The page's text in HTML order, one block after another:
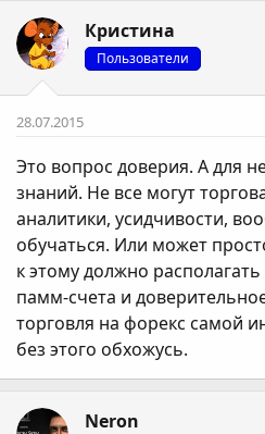
ц
і
ї
Кристина
Пользователи
28.07.2015
Это вопрос доверия. А для
знаний. Не все могут
аналитики, усидчивости,
обучаться. Или может
к этому должно
памм-счета и
торговля на форекс самой
без этого обхожусь.
Neron